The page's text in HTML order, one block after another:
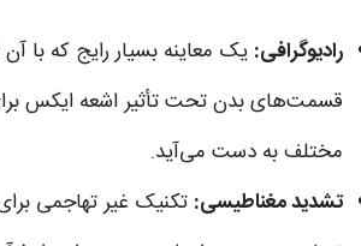
رادیوگرافی: یک معاینه بسیار رایج که با
قسمت‌های بدن تحت تأثیر اشعه ایکس برای
مختلف به دست می‌آید.
تشدید مغناطیسی: تکنیک غیر تهاجمی